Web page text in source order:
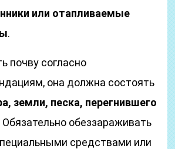
или отапливаемые
.
почву согласно
она должна состоять
земли, песка, перегнившего
Обязательно обеззараживать
средствами или